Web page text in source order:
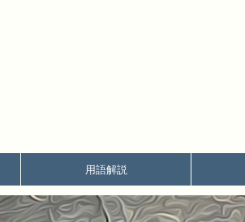
用語解説